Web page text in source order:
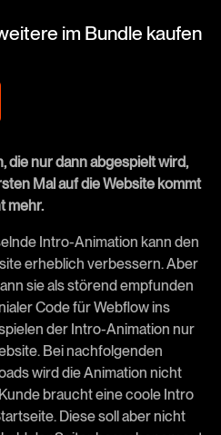
im Bundle kaufen
die nur dann abgespielt wird,
Mal auf die Website kommt
mehr.
Intro-Animation kann den
erheblich verbessern. Aber
sie als störend empfunden
Code für Webflow ins
der Intro-Animation nur
Bei nachfolgenden
wird die Animation nicht
braucht eine coole Intro
Diese soll aber nicht